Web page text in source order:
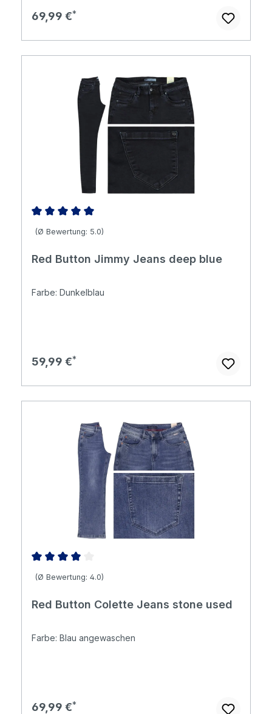
Regulärer Preis:
69,99 €
Durchschnittliche Bewertung von 5 von 5 Sternen
(Ø Bewertung: 5.0)
Red Button Jimmy Jeans deep blue
Farbe: Dunkelblau
Regulärer Preis:
59,99 €
Durchschnittliche Bewertung von 4 von 5 Sternen
(Ø Bewertung: 4.0)
Red Button Colette Jeans stone used
Farbe: Blau angewaschen
Regulärer Preis:
69,99 €